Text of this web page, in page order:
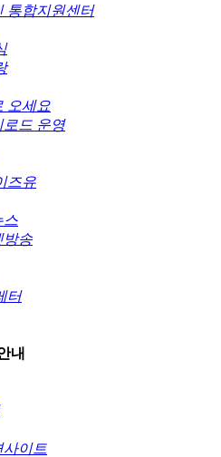
통합지원센터
오세요
로드 운영
즈유
스
방송
터
내
사이트